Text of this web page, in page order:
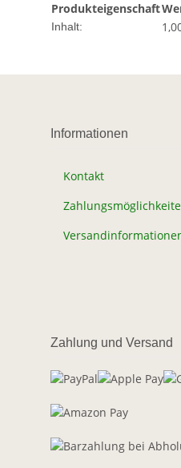
Produkteigenschaft
Inhalt:
Informationen
Kontakt
Zahlung und Versand